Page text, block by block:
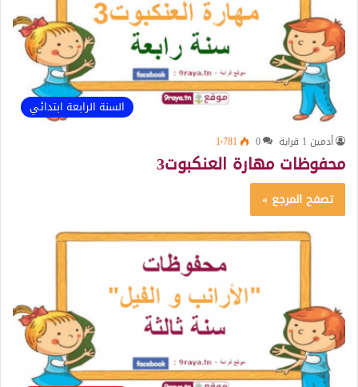
السنة الرابعة ابتدائي
أدمين 1 قراية 0 1٬781
محفوظات مهارة العنكبوت3
تصفح المرجع »